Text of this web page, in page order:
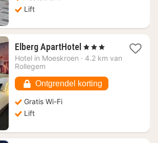
Lift
Elberg ApartHotel 1
nacht
95,37
, 3 Sterren
Hotel in Moeskroen · 4.2 km van
Rollegem
Ontgrendel korting
Gratis Wi-Fi
Lift